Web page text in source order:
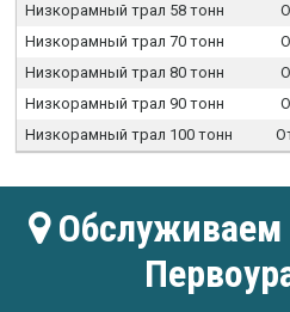
Низкорамный трал 58 тонн
Низкорамный трал 70 тонн
Низкорамный трал 80 тонн
Низкорамный трал 90 тонн
Низкорамный трал 100 тонн
Обслуживаем